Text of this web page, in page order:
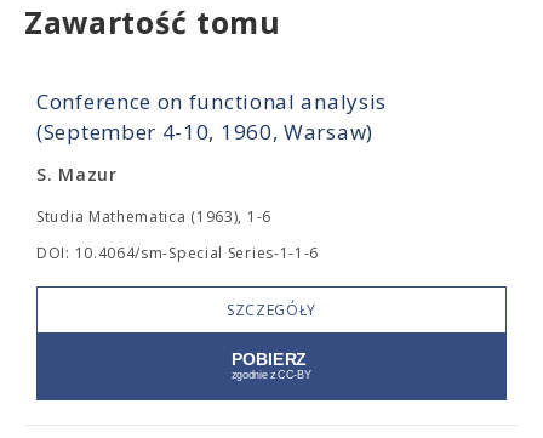
Zawartość tomu
Conference on functional analysis
(September 4-10, 1960, Warsaw)
S. Mazur
Studia Mathematica (1963), 1-6
DOI: 10.4064/sm-Special Series-1-1-6
SZCZEGÓŁY